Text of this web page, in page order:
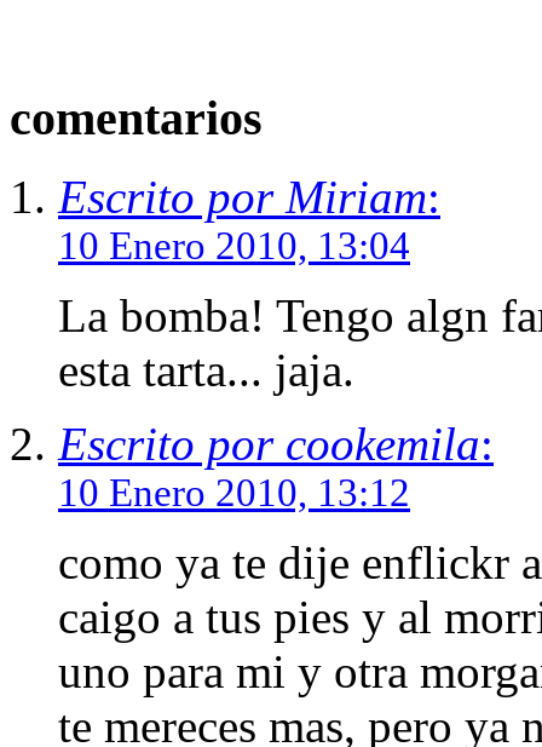
comentarios
Escrito por Miriam:
10 Enero 2010, 13:04
La bomba! Tengo algn
esta tarta... jaja.
Escrito por cookemila:
10 Enero 2010, 13:12
como ya te dije enflickr
caigo a tus pies y al
uno para mi y otra
te mereces mas, pero ya